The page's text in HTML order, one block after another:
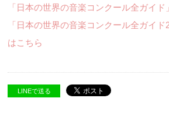
「日本の世界の音楽コンクール全ガイ
「日本の世界の音楽コンクール全ガイ
はこちら
LINEで送る